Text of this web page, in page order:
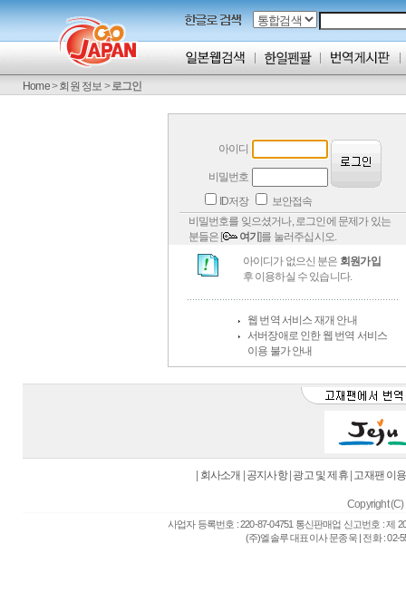
Home>회원 정보 >로그인
아이디
비밀번호
ID저장
보안접속
비밀번호를 잊으셨거나, 로그인에 문제가 있는
분들은 [
여기]를 눌러주십시오.
아이디가 없으신 분은 회원가입
후 이용하실 수 있습니다.
웹 번역 서비스 재개 안내
서버장애로 인한 웹 번역 서비스
이용 불가 안내
회사소개 공지사항| 광고 및 제휴| 고재팬 이
Copyright (C)
사업자 등록번호 : 220-87-04751 통신판매업 신고번호 : 제
(주)엘솔루 대표이사 문종욱 | 전화 : 02-